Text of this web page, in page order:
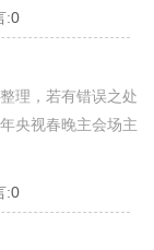
:0
理，若有错误之处
央视春晚主会场主
:0